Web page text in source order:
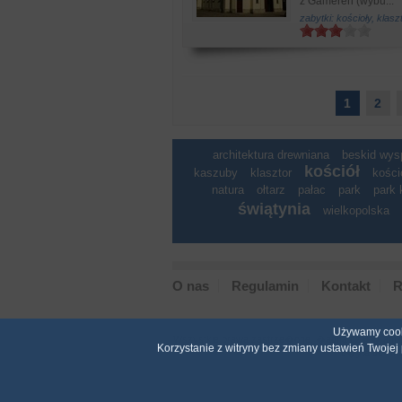
zabytki: kościoły,
1 2
architektura drewniana beskid
kaszuby
klasztor kościół
natura
ołtarz pałac park park
świątynia wielkopolska
O nas Regulamin Kontakt
Wszystkie prawa zastrze�one. �adna cz�� ani
u�yta do
Używamy
Korzystanie z witryny bez zmiany ustawień